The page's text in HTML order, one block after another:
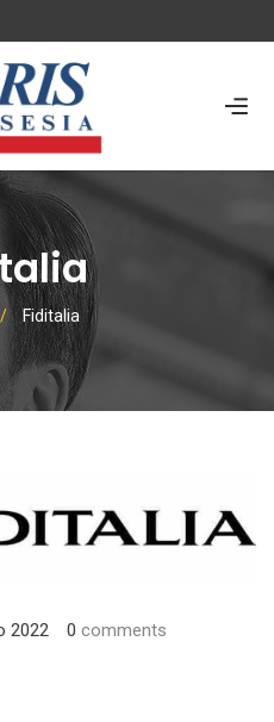
/ Fiditalia
2022 0 comments